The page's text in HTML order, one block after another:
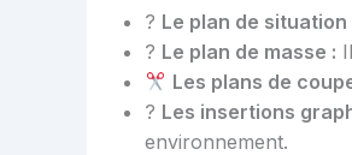
? Le plan de situation
?️ Le plan de masse :
Les plans de
? Les insertions
environnement.